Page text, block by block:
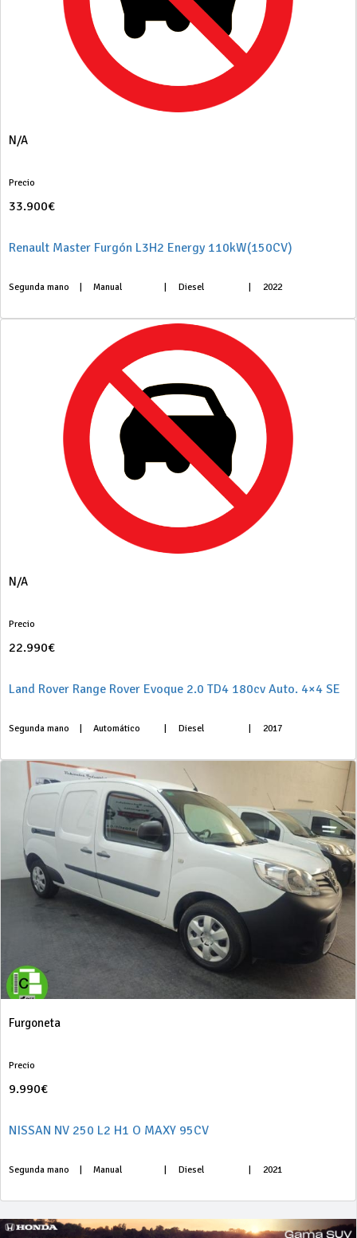
N/A
Precio
33.900€
Renault Master Furgón L3H2 Energy 110kW(150CV)
Segunda mano Manual Diesel 2022
N/A
Precio
22.990€
Land Rover Range Rover Evoque 2.0 TD4 180cv Auto. 4×4 SE
Segunda mano Automático Diesel 2017
Furgoneta
Precio
9.990€
NISSAN NV 250 L2 H1 O MAXY 95CV
Segunda mano Manual Diesel 2021